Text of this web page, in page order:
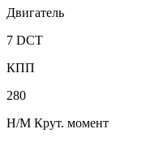
Двигатель
7 DCT
КПП
280
Н/М Крут. момент